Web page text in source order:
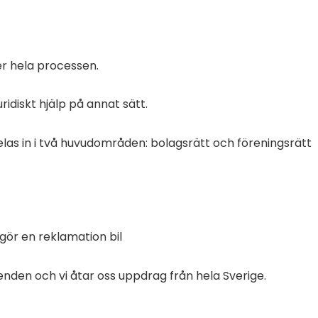
hela processen.
hjälp på annat sätt.
in i två huvudområden: bolagsrätt och föreningsrätt
en reklamation bil
ochviåtar oss uppdrag från hela Sverige.